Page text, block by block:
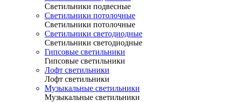
Светильники подвесные
Светильники потолочные
Светильники потолочные
Светильники светодиодные
Светильники светодиодные
Гипсовые светильники
Гипсовые светильники
Лофт светильники
Лофт светильники
Музыкальные светильники
Музыкальные светильники